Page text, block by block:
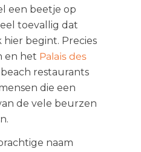
een beetje op
toevallig dat
begint. Precies
en het Palais des
beach restaurants
die een
de vele beurzen
naam